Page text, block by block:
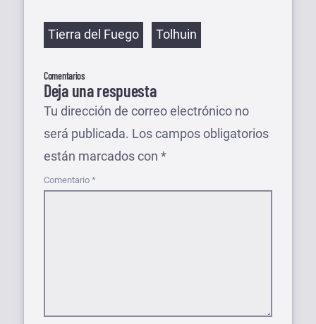
Etiquetas
Tierra del Fuego Tolhuin
Comentarios
Deja una respuesta
Tu dirección de correo electrónico no
será publicada. Los campos obligatorios
están marcados con *
Comentario *